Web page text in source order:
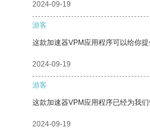
2024-09-19
游客
这款加速器VPM应用程序可以给你提
2024-09-19
游客
这款加速器VPM应用程序已经为我
2024-09-19